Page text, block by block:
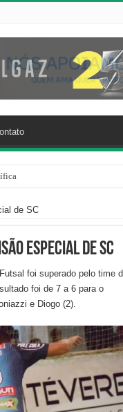
e descobre que casa
de SC
especial de SC
foi superado pelo time
foi de 7 a 6 para o
e Diogo (2).